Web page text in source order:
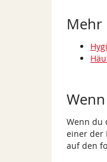
Mehr
Wenn du
einer der
auf den